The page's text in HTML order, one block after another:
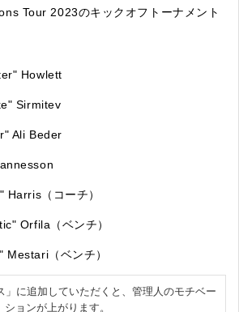
Tour 2023のキックオフトーナメント
Howlett
Sirmitev
Ali Beder
Harris（コーチ）
Orfila（ベンチ）
Mestari（ベンチ）
」に追加していただくと、管理人のモチベー
ションが上がります。